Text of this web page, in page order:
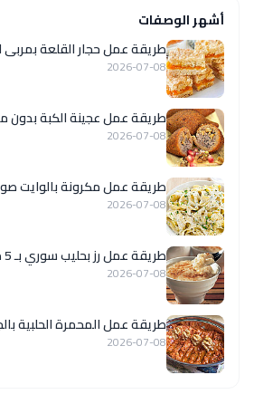
أشهر الوصفات
طريقة عمل حجار القلعة
2026-07-08
طريقة عمل عجينة الكبة بدون
2026-07-08
طريقة عمل مكرونة بالوايت
2026-07-08
طريقة عمل رز بحليب سوري بـ 5 مكونات
2026-07-08
طريقة عمل المحمرة الحلبية
2026-07-08